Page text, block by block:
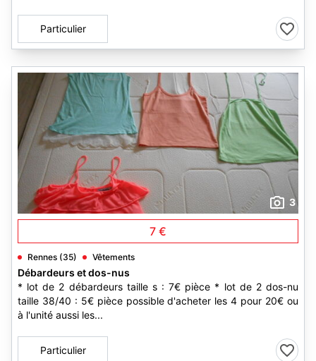
Particulier
3
7 €
Rennes (35) Vêtements
Débardeurs et dos-nus
* lot de 2 débardeurs taille s : 7€ pièce * lot de 2 dos-nu
taille 38/40 : 5€ pièce possible d'acheter les 4 pour 20€ ou
à l'unité aussi les...
Particulier